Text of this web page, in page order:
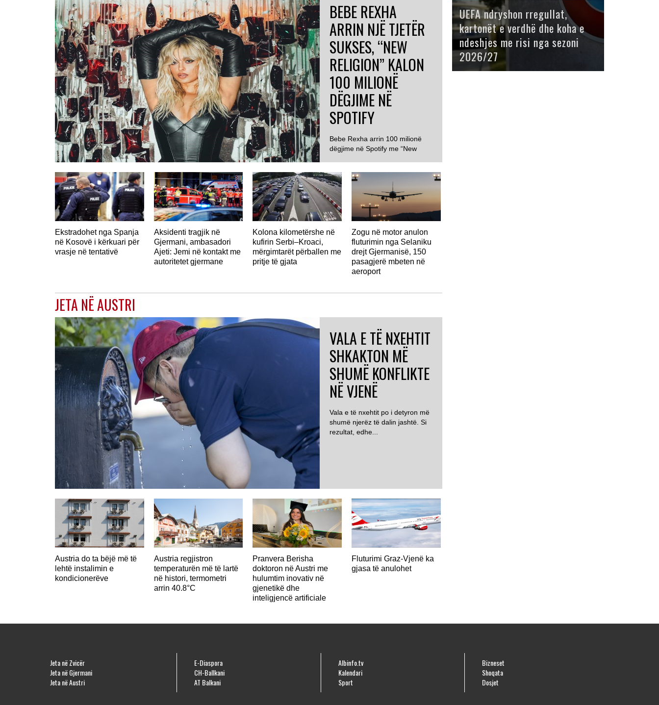
BEBE REXHA
ARRIN NJË TJETËR
SUKSES, “NEW
RELIGION” KALON
100 MILIONË
DËGJIME NË
SPOTIFY
Bebe Rexha arrin 100 milionë
dëgjime në Spotify me “New
Ekstradohet nga Spanja
në Kosovë i kërkuari për
vrasje në tentativë
GJERMANI
Aksidenti tragjik në
Gjermani, ambasadori
Ajeti: Jemi në kontakt me
autoritetet gjermane
Kolona kilometërshe në
kufirin Serbi–Kroaci,
mërgimtarët përballen me
pritje të gjata
Zogu në motor anulon
fluturimin nga Selaniku
drejt Gjermanisë, 150
pasagjerë mbeten në
aeroport
JETA NË AUSTRI
VALA E TË NXEHTIT
SHKAKTON MË
SHUMË KONFLIKTE
NË VJENË
Vala e të nxehtit po i detyron më
shumë njerëz të dalin jashtë. Si
rezultat, edhe...
Austria do ta bëjë më të
lehtë instalimin e
kondicionerëve
Austria regjistron
temperaturën më të lartë
në histori, termometri
arrin 40.8°C
Pranvera Berisha
doktoron në Austri me
hulumtim inovativ në
gjenetikë dhe
inteligjencë artificiale
Fluturimi Graz-Vjenë ka
gjasa të anulohet
UEFA ndryshon rregullat,
kartonët e verdhë dhe koha e
ndeshjes me risi nga sezoni
2026/27
Jeta në Zvicër
Jeta në Gjermani
Jeta në Austri
E-Diaspora
CH-Ballkani
AT Balkani
Albinfo.tv
Kalendari
Sport
Bizneset
Shoqata
Dosjet